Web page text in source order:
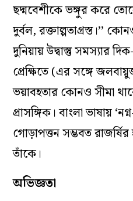
ছদ্মবেশীকে ভঙ্গুর করে
দুর্বল, রক্তাল্পতাগ্রস্ত।’’
দুনিয়ায় উদ্বাস্তু সমস্যার
প্রেক্ষিতে (এর সঙ্গে
ভয়াবহতার কোনও সীমা
প্রাসঙ্গিক। বাংলা ভাষায়
গোড়াপত্তন সম্ভবত
তাঁকে।
অভিজ্ঞতা